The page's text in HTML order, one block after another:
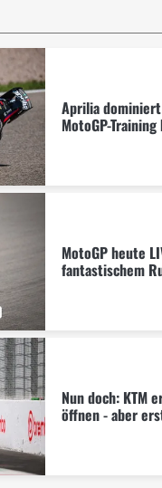
Aprilia
MotoGP-
MotoGP heute
fantastischem
Nun doch: KTM
öffnen - aber